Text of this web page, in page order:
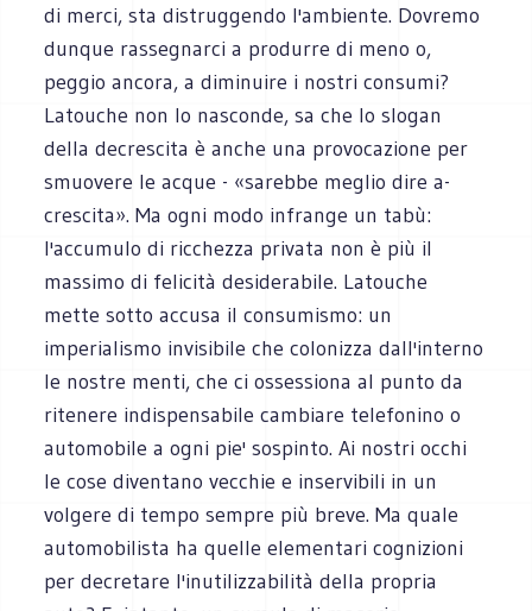
di merci, sta distruggendo l'ambiente. Dovremo
dunque rassegnarci a produrre di meno o,
peggio ancora, a diminuire i nostri consumi?
Latouche non lo nasconde, sa che lo slogan
della decrescita è anche una provocazione per
smuovere le acque - «sarebbe meglio dire a-
crescita». Ma ogni modo infrange un tabù:
l'accumulo di ricchezza privata non è più il
massimo di felicità desiderabile. Latouche
mette sotto accusa il consumismo: un
imperialismo invisibile che colonizza dall'interno
le nostre menti, che ci ossessiona al punto da
ritenere indispensabile cambiare telefonino o
automobile a ogni pie' sospinto. Ai nostri occhi
le cose diventano vecchie e inservibili in un
volgere di tempo sempre più breve. Ma quale
automobilista ha quelle elementari cognizioni
per decretare l'inutilizzabilità della propria